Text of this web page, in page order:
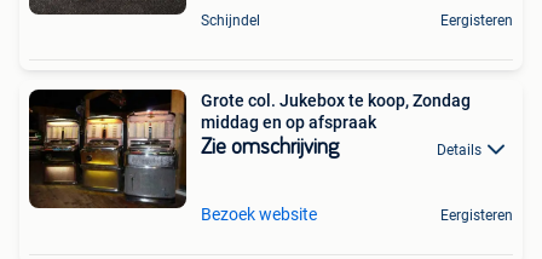
Schijndel Eergisteren
Grote col. Jukebox te koop, Zondag
middag en op afspraak
Zie omschrijving Details
Bezoek website Eergisteren